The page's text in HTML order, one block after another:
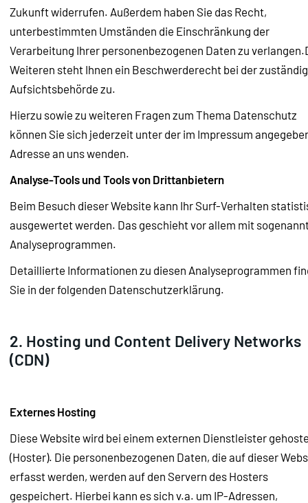
Zukunft widerrufen. Außerdem haben Sie das Recht,
unterbestimmten Umständen die Einschränkung der
Verarbeitung Ihrer personenbezogenen Daten zu
Weiteren steht Ihnen ein Beschwerderecht bei der
Aufsichtsbehörde zu.
Hierzu sowie zu weiteren Fragen zum Thema Datenschutz
können Sie sich jederzeit unter der im Impressum
Adresse an uns wenden.
Analyse-Tools und Tools von Drittanbietern
Beim Besuch dieser Website kann Ihr Surf-Verhalten
ausgewertet werden. Das geschieht vor allem mit
Analyseprogrammen.
Detaillierte Informationen zu diesen Analyseprogrammen
Sie in der folgenden Datenschutzerklärung.
2. Hosting und Content Delivery Networks
(CDN)
Externes Hosting
Diese Website wird bei einem externen Dienstleister
(Hoster). Die personenbezogenen Daten, die auf dieser
erfasst werden, werden auf den Servern des Hosters
gespeichert. Hierbei kann es sich v.a. um IP-Adressen,